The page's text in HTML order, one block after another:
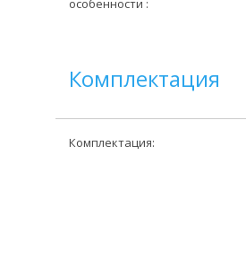
особенности :
Комплектация
Комплектация: